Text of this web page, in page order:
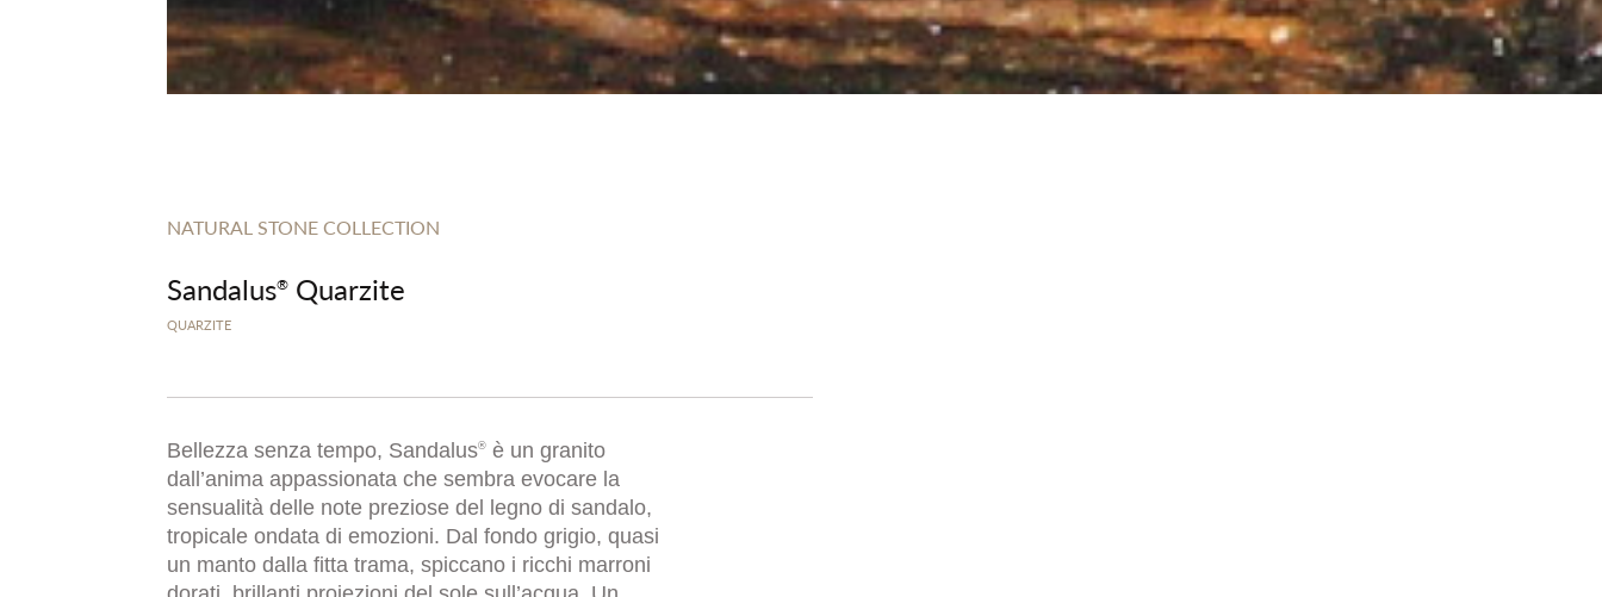
NATURAL STONE COLLECTION
Sandalus® Quarzite
QUARZITE
Bellezza senza tempo, Sandalus® è un granito
dall’anima appassionata che sembra evocare la
sensualità delle note preziose del legno di sandalo,
tropicale ondata di emozioni. Dal fondo grigio, quasi
un manto dalla fitta trama, spiccano i ricchi marroni